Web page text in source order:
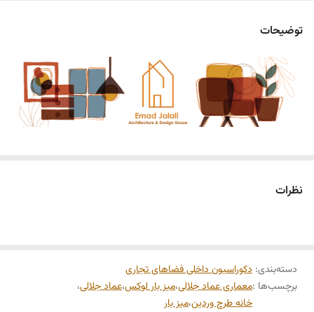
توضیحات
این مدل کانتر نوشیدنی یک گزینه ایده‌آل و کارآمد است. طراحی این کانتر با
استفاده از خطوط نرم و منحنی در طراحی لبه‌ها، جلوه‌ای لوکس و دعوت‌کننده
ایجاد کرده که تجربه مشتری را ارتقا می‌دهد.
نظرات
دسته‌بندی: دکوراسیون داخلی فضاهای تجاری
برچسب‌ها :معماری عماد جلالی،میز بار لوکس،عماد جلالی،
خانه طرح وردین،میز بار